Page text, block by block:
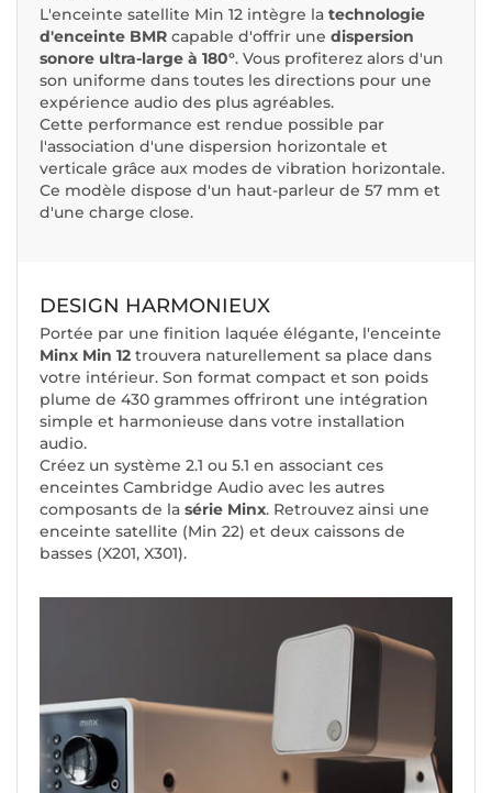
L'enceinte satellite Min 12 intègre la technologie
d'enceinte BMR capable d'offrir une dispersion
sonore ultra-large à 180°. Vous profiterez alors d'un
son uniforme dans toutes les directions pour une
expérience audio des plus agréables.
Cette performance est rendue possible par
l'association d'une dispersion horizontale et
verticale grâce aux modes de vibration horizontale.
Ce modèle dispose d'un haut-parleur de 57 mm et
d'une charge close.
DESIGN HARMONIEUX
Portée par une finition laquée élégante, l'enceinte
Minx Min 12 trouvera naturellement sa place dans
votre intérieur. Son format compact et son poids
plume de 430 grammes offriront une intégration
simple et harmonieuse dans votre installation
audio.
Créez un système 2.1 ou 5.1 en associant ces
enceintes Cambridge Audio avec les autres
composants de la série Minx. Retrouvez ainsi une
enceinte satellite (Min 22) et deux caissons de
basses (X201, X301).